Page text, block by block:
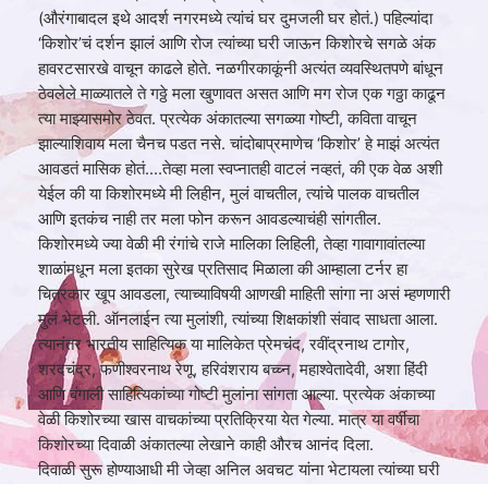
(औरंगाबादल इथे आदर्श नगरमध्ये त्यांचं घर दुमजली घर होतं.) पहिल्यांदा
‘किशोर’चं दर्शन झालं आणि रोज त्यांच्या घरी जाऊन किशोरचे सगळे अंक
हावरटसारखे वाचून काढले होते. नळगीरकाकूंनी अत्यंत व्‍यवस्थितपणे बांधून
ठेवलेले माळ्यातले ते गठ्ठे मला खुणावत असत आणि मग रोज एक गठ्ठा काढून
त्या माझ्यासमोर ठेवत. प्रत्येक अंकातल्या सगळ्या गोष्टी, कविता वाचून
झाल्याशिवाय मला चैनच पडत नसे. चांदोबाप्रमाणेच ‘किशोर’ हे माझं अत्यंत
आवडतं मासिक होतं....तेव्‍हा मला स्वप्नातही वाटलं नव्‍हतं, की एक वेळ अशी
येईल की या किशोरमध्ये मी लिहीन, मुलं वाचतील, त्यांचे पालक वाचतील
आणि इतकंच नाही तर मला फोन करून आवडल्याचंही सांगतील.
किशोरमध्ये ज्या वेळी मी रंगांचे राजे मालिका लिहिली, तेव्‍हा गावागावांतल्या
शाळांमधून मला इतका सुरेख प्रतिसाद मिळाला की आम्हाला टर्नर हा
चित्रकार खूप आवडला, त्याच्याविषयी आणखी माहिती सांगा ना असं म्हणणारी
मुलं भेटली. ऑनलाईन त्या मुलांशी, त्यांच्या शिक्षकांशी संवाद साधता आला.
त्यानंतर भारतीय साहित्यिक या मालिकेत प्रेमचंद, रवींद्रनाथ टागोर,
शरदचंद्र, फणीश्वरनाथ रेणू, हरिवंशराय बच्च्न, महाश्वेतादेवी, अशा हिंदी
आणि बंगाली साहित्यिकांच्या गोष्टी मुलांना सांगता आल्या. प्रत्येक अंकाच्या
वेळी किशोरच्या खास वाचकांच्या प्रतिक्रिया येत गेल्या. मात्र या वर्षीचा
किशोरच्या दिवाळी अंकातल्या लेखाने काही औरच आनंद दिला.
दिवाळी सुरू होण्याआधी मी जेव्‍हा अनिल अवचट यांना भेटायला त्यांच्या घरी